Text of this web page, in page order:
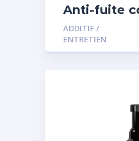
Anti-fuite
pour
assistée
ADDITIF /
ENTRETIEN